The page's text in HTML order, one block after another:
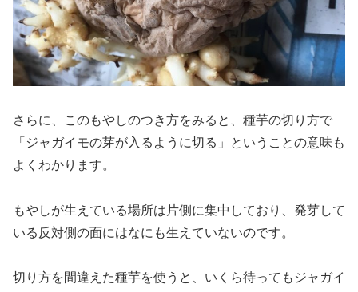
さらに、このもやしのつき方をみると、種芋の切り方で
「ジャガイモの芽が入るように切る」ということの意味も
よくわかります。
もやしが生えている場所は片側に集中しており、発芽して
いる反対側の面にはなにも生えていないのです。
切り方を間違えた種芋を使うと、いくら待ってもジャガイ